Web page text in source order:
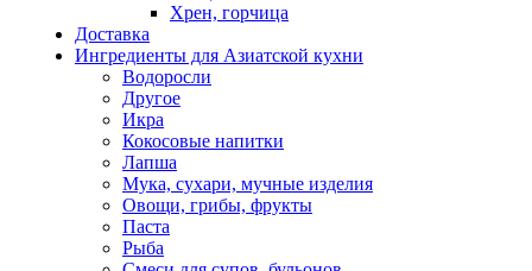
Хрен, горчица
Доставка
Ингредиенты для Азиатской кухни
Водоросли
Другое
Икра
Кокосовые напитки
Лапша
Мука, сухари, мучные изделия
Овощи, грибы, фрукты
Паста
Рыба